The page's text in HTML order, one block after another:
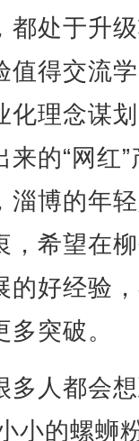
都处于升
值得交流
化理念谋
的“网红”
淄博的年
，希望在
的好经验
突破。
人都会
小的螺蛳